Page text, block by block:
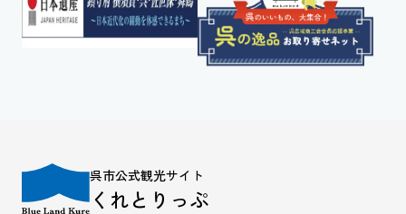
呉市公式観光サイト
くれとりっぷ